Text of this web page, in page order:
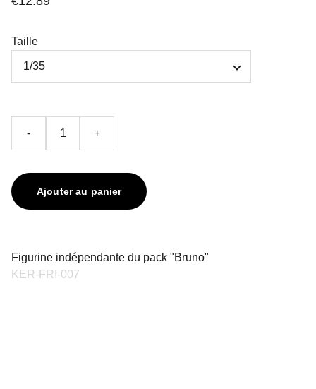
Taille
- +
Ajouter au panier
Figurine indépendante du pack "Bruno"
KER-FRI-007